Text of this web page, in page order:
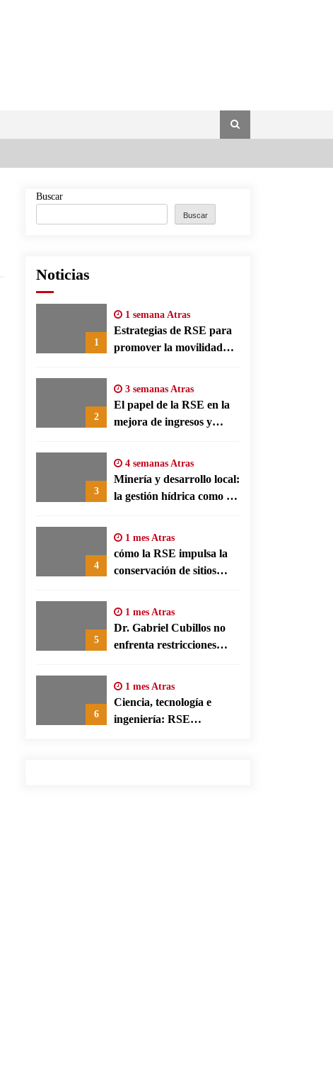
Buscar
Buscar
Noticias
1
1 semana Atras
Estrategias de RSE para
promover la movilidad
fabriles alemanes
2
3 semanas Atras
El papel de la RSE en la
mejora de ingresos y
3
4 semanas Atras
Minería y desarrollo local:
la gestión hídrica como eje
4
1 mes Atras
cómo la RSE impulsa la
conservación de sitios
5
1 mes Atras
Dr. Gabriel Cubillos no
enfrenta restricciones
6
1 mes Atras
Ciencia, tecnología e
ingeniería: RSE